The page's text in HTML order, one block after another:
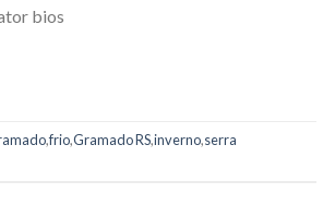
bios
,frio,Gramado RS,inverno,serra